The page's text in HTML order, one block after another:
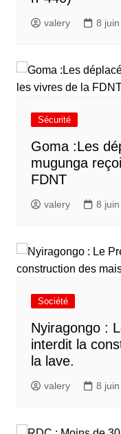
valery 8 juin
Sécurité
Goma :Les
mugunga
FDNT
valery 8 juin
Société
Nyiragongo :
interdit la
la lave.
valery 8 juin